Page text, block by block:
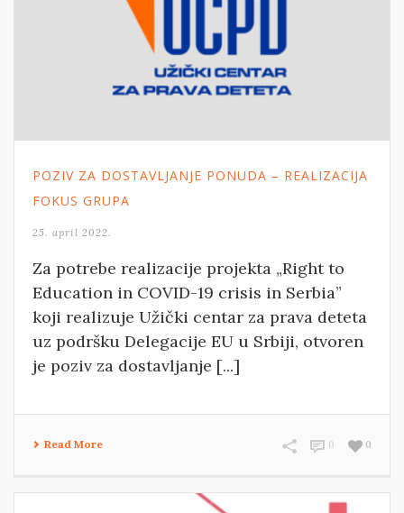
POZIV ZA DOSTAVLJANJE PONUDA – REALIZACIJA
FOKUS GRUPA
25. april 2022.
Za potrebe realizacije projekta „Right to
Education in COVID-19 crisis in Serbia”
koji realizuje Užički centar za prava deteta
uz podršku Delegacije EU u Srbiji, otvoren
je poziv za dostavljanje [...]
Read More 0
0